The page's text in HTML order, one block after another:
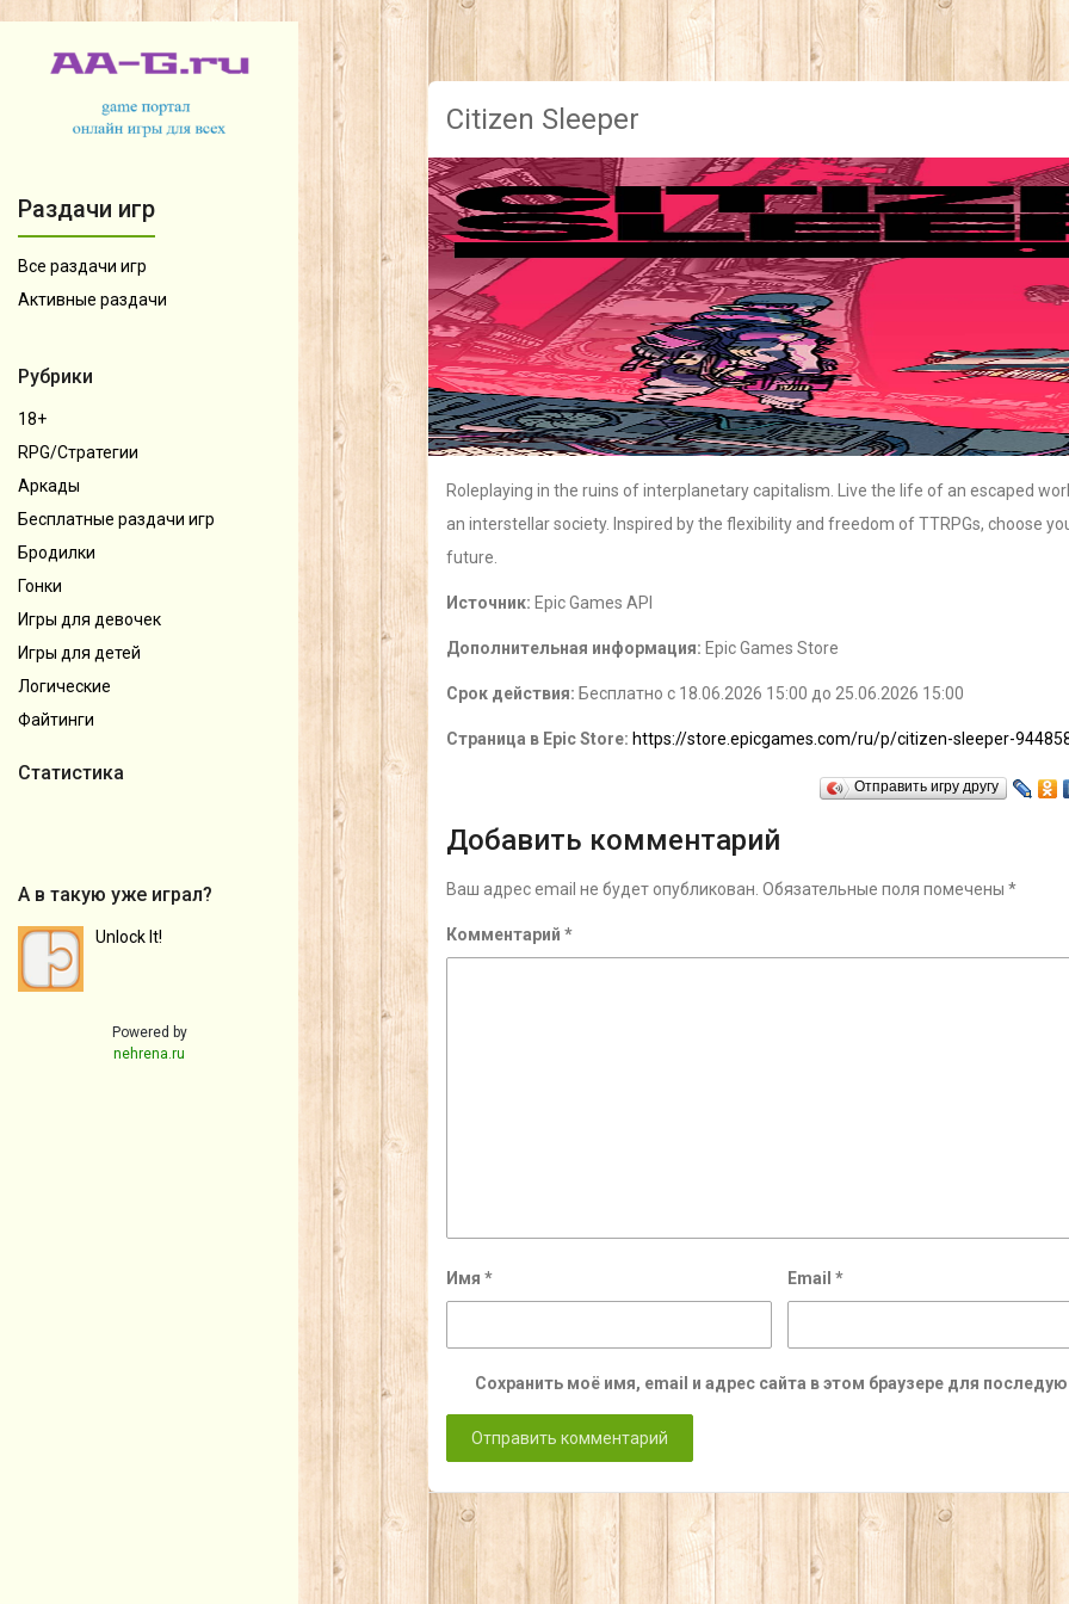
Раздачи игр
Все раздачи игр
Активные раздачи
Рубрики
18+
RPG/Стратегии
Аркады
Бесплатные раздачи игр
Бродилки
Гонки
Игры для девочек
Игры для детей
Логические
Файтинги
Статистика
А в такую уже играл?
Unlock It!
Powered by
nehrena.ru
Citizen Sleeper
Roleplaying in the ruins of interplanetary capitalism. Live the life of an escaped
an interstellar society. Inspired by the flexibility and freedom of TTRPGs, choose
future.
Источник: Epic Games API
Дополнительная информация: Epic Games Store
Срок действия: Бесплатно с 18.06.2026 15:00 до 25.06.2026 15:00
Страница в Epic Store: https://store.epicgames.com/ru/p/citizen-sleeper-
Отправить игру другу
Добавить комментарий
Ваш адрес email не будет опубликован. Обязательные поля помечены*
Комментарий*
Имя* Email *
Сохранить моё имя, email и адрес сайта в этом браузере для